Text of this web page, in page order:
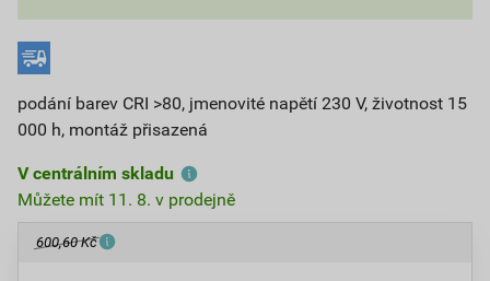
podání barev CRI >80, jmenovité napětí 230 V, životnost 15
000 h, montáž přisazená
V centrálním skladu
Můžete mít 11. 8. v prodejně
600,60 Kč